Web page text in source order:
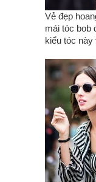
Vẻ đẹp
mái tóc bob
kiểu tóc này